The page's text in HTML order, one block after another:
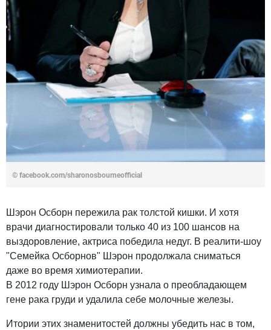
© facebook.com/sharonosbourneofficial
Шэрон Осборн пережила рак толстой кишки. И хотя
врачи диагностировали только 40 из 100 шансов на
выздоровление, актриса победила недуг. В реалити-шоу
"Семейка Осборнов" Шэрон продолжала сниматься
даже во время химиотерапии.
В 2012 году Шэрон Осборн узнала о преобладающем
гене рака груди и удалила себе молочные железы.
Итории этих знаменитостей должны убедить нас в том,